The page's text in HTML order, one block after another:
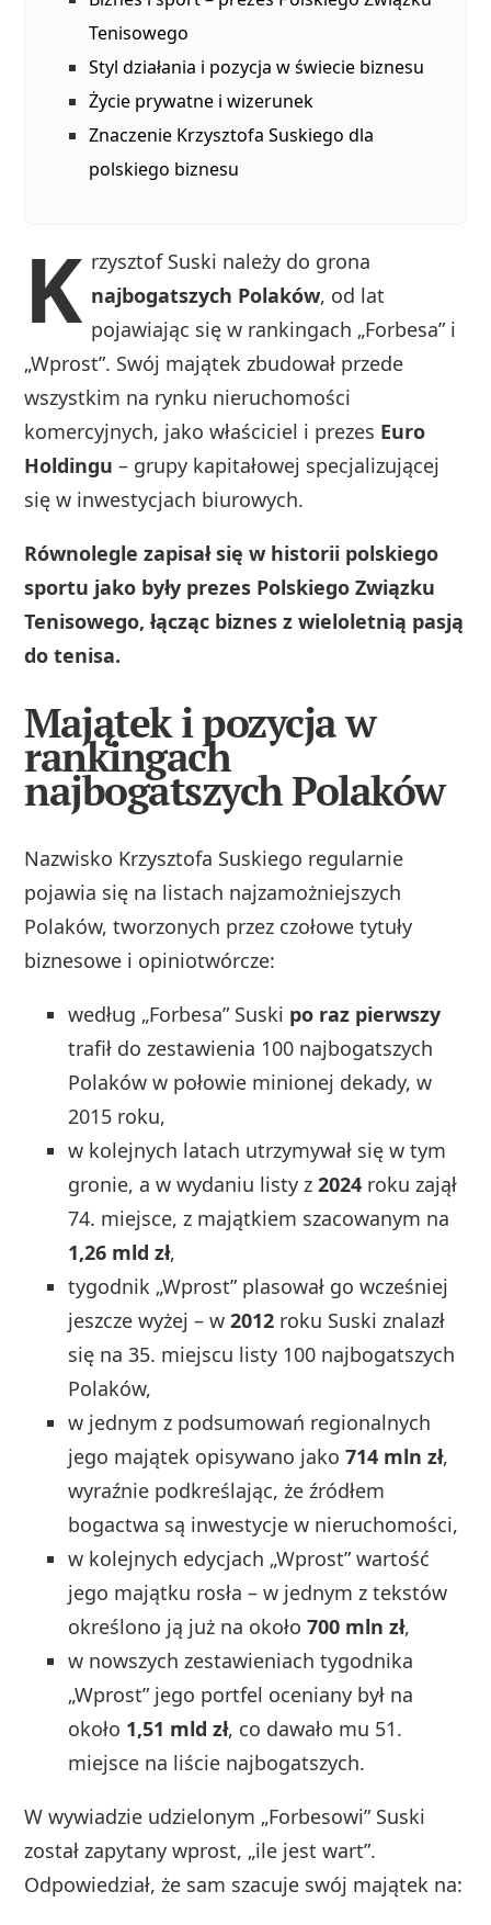
Tenisowego
Styl działania i pozycja w świecie biznesu
Życie prywatne i wizerunek
Znaczenie Krzysztofa Suskiego dla
polskiego biznesu
K rzysztof Suski należy do grona
najbogatszych Polaków, od lat
pojawiając się w rankingach „Forbesa” i
„Wprost”. Swój majątek zbudował przede
wszystkim na rynku nieruchomości
komercyjnych, jako właściciel i prezes Euro
Holdingu – grupy kapitałowej specjalizującej
się w inwestycjach biurowych.
Równolegle zapisał się w historii polskiego
sportu jako były prezes Polskiego Związku
Tenisowego, łącząc biznes z wieloletnią pasją
do tenisa.
Majątek i pozycja w
rankingach
najbogatszych Polaków
Nazwisko Krzysztofa Suskiego regularnie
pojawia się na listach najzamożniejszych
Polaków, tworzonych przez czołowe tytuły
biznesowe i opiniotwórcze:
według „Forbesa” Suski po raz pierwszy
trafił do zestawienia 100 najbogatszych
Polaków w połowie minionej dekady, w
2015 roku,
w kolejnych latach utrzymywał się w tym
gronie, a w wydaniu listy z2024 roku zajął
74. miejsce, z majątkiem szacowanym na
1,26 mld zł,
tygodnik „Wprost” plasował go wcześniej
jeszcze wyżej – w2012 roku Suski znalazł
się na 35. miejscu listy 100 najbogatszych
Polaków,
w jednym z podsumowań regionalnych
jego majątek opisywano jako714 mln zł,
wyraźnie podkreślając, że źródłem
bogactwa są inwestycje w nieruchomości,
w kolejnych edycjach „Wprost” wartość
jego majątku rosła – w jednym z tekstów
określono ją już na około700 mln zł,
w nowszych zestawieniach tygodnika
„Wprost” jego portfel oceniany był na
około 1,51 mld zł, co dawało mu 51.
miejsce na liście najbogatszych.
W wywiadzie udzielonym „Forbesowi” Suski
został zapytany wprost, „ile jest wart”.
Odpowiedział, że sam szacuje swój majątek na: